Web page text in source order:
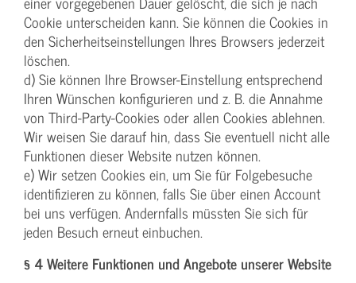
Cookie unterscheiden kann. Sie können die Cookies in
den Sicherheitseinstellungen Ihres Browsers jederzeit
löschen.
d) Sie können Ihre Browser-Einstellung entsprechend
Ihren Wünschen konfigurieren und z. B. die Annahme
von Third-Party-Cookies oder allen Cookies ablehnen.
Wir weisen Sie darauf hin, dass Sie eventuell nicht alle
Funktionen dieser Website nutzen können.
e) Wir setzen Cookies ein, um Sie für Folgebesuche
identifizieren zu können, falls Sie über einen Account
bei uns verfügen. Andernfalls müssten Sie sich für
jeden Besuch erneut einbuchen.
§ 4 Weitere Funktionen und Angebote unserer Website